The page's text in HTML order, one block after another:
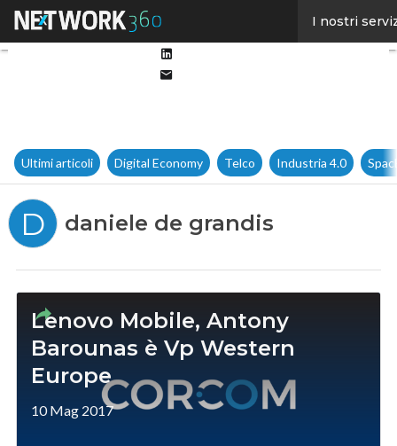
I nostri
Ultimi articoli Digital Economy Telco Industria 4.0
D daniele de grandis
Lenovo Mobile, Antony
Barounas è Vp Western
Europe
10 Mag 2017